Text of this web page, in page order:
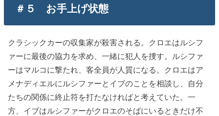
＃５ お手上げ状態
クラシックカーの収集家が殺害される。クロエはルシフ
ァーに最後の協力を求め、一緒に犯人を捜す。ルシファ
ーはマルコに撃たれ、客全員が人質になる。クロエはア
メナディエルにルシファーとイブのことを相談し、自分
たちの関係に終止符を打たなければと考えていた。一
方、イブはルシファーがクロエのそばにいるときだけ不